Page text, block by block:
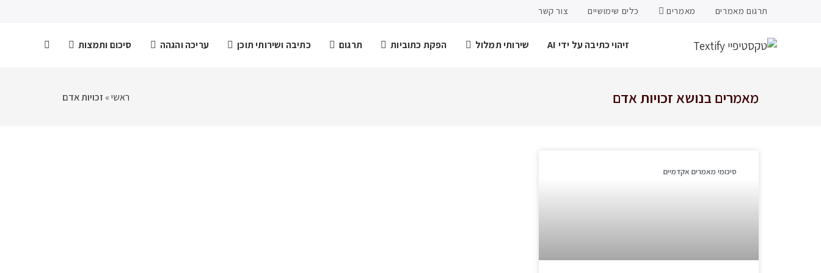
תרגום מאמרים מאמרים כלים שימושיים צור קשר
זיהוי כתיבה על ידי AI שירותי תמלול הפקת כתוביות תרגום כתיבה ושירותי תוכן עריכה והגהה סיכום ותמצות
מאמרים בנושא זכויות אדם ראשי» זכויות אדם
סיכומי מאמרים אקדמיים